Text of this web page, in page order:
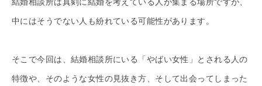
結婚相談所は真剣に結婚を考えている人が集まる場所ですが、
中にはそうでない人も紛れている可能性があります。
そこで今回は、結婚相談所にいる「やばい女性」とされる人の
特徴や、そのような女性の見抜き方、そして出会ってしまった